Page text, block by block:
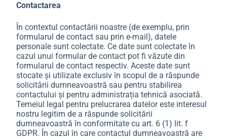
Contactarea
În contextul contactării noastre (de exemplu, prin
formularul de contact sau prin e-mail), datele
personale sunt colectate. Ce date sunt colectate în
cazul unui formular de contact pot fi văzute din
formularul de contact respectiv. Aceste date sunt
stocate și utilizate exclusiv în scopul de a răspunde
solicitării dumneavoastră sau pentru stabilirea
contactului și pentru administrația tehnică asociată.
Temeiul legal pentru prelucrarea datelor este interesul
nostru legitim de a răspunde solicitării
dumneavoastră în conformitate cu art. 6 (1) lit. f
GDPR. În cazul în care contactul dumneavoastră are